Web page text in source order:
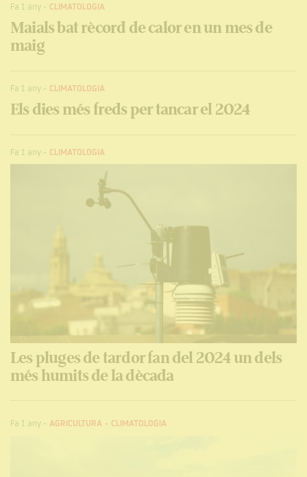
Fa 1 any- CLIMATOLOGIA
Maials bat rècord de calor en un mes de
maig
Fa 1 any- CLIMATOLOGIA
Els dies més freds per tancar el 2024
Fa 1 any- CLIMATOLOGIA
Les pluges de tardor fan del 2024 un dels
més humits de la dècada
Fa 1 any-AGRICULTURA - CLIMATOLOGIA